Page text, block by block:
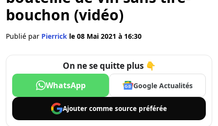
bouchon (vidéo)
Publié par Pierrick le 08 Mai 2021 à 16:30
On ne se quitte plus 👇
WhatsApp Google Actualités
Ajouter comme source préférée